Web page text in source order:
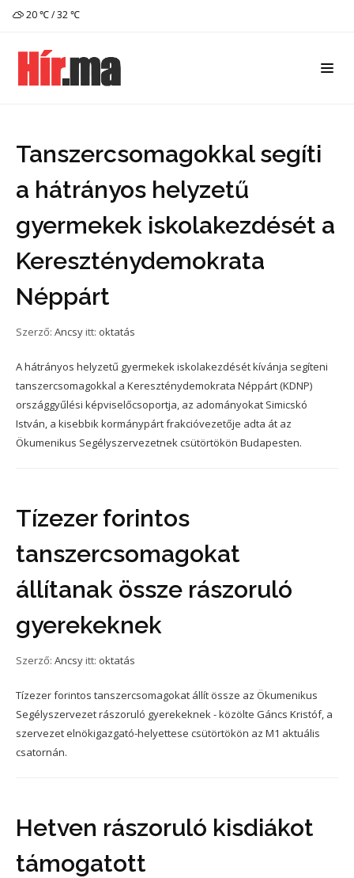
20 ℃ / 32 ℃
Tanszercsomagokkal segíti
a hátrányos helyzetű
gyermekek iskolakezdését a
Kereszténydemokrata
Néppárt
Szerző: Ancsy itt: oktatás
A hátrányos helyzetű gyermekek iskolakezdését kívánja segíteni
tanszercsomagokkal a Kereszténydemokrata Néppárt (KDNP)
országgyűlési képviselőcsoportja, az adományokat Simicskó
István, a kisebbik kormánypárt frakcióvezetője adta át az
Ökumenikus Segélyszervezetnek csütörtökön Budapesten.
Tízezer forintos
tanszercsomagokat
állítanak össze rászoruló
gyerekeknek
Szerző: Ancsy itt: oktatás
Tízezer forintos tanszercsomagokat állít össze az Ökumenikus
Segélyszervezet rászoruló gyerekeknek - közölte Gáncs Kristóf, a
szervezet elnökigazgató-helyettese csütörtökön az M1 aktuális
csatornán.
Hetven rászoruló kisdiákot
támogatott